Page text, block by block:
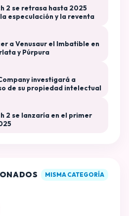
2 se retrasa hasta 2025
especulación y la reventa
a Venusaur el Imbatible en
y Púrpura
investigará a
de su propiedad intelectual
2 se lanzaría en el primer
MISMA CATEGORÍA